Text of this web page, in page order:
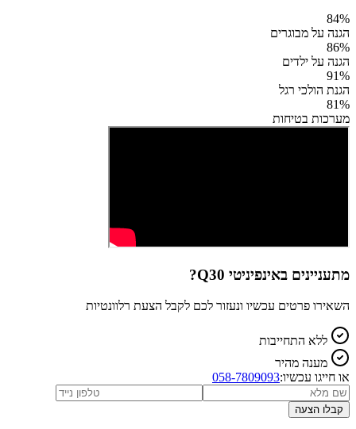
84%
הגנה על מבוגרים
86%
הגנה על ילדים
91%
הגנת הולכי רגל
81%
מערכות בטיחות
מתעניינים באינפיניטי Q30 ?
השאירו פרטים עכשיו ונעזור לכם לקבל הצעת רלוונטיות
ללא התחייבות
מענה מהיר
או חייגו עכשיו:058-7809093
קבלו הצעה